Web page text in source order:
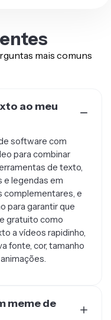
mais comuns
ao meu
software com
para combinar
de texto,
legendas em
complementares, e
para garantir que
gratuito como
a vídeos rapidinho,
fonte, cor, tamanho
meme de